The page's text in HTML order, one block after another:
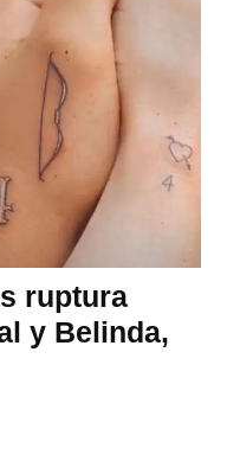
ruptura
y Belinda,